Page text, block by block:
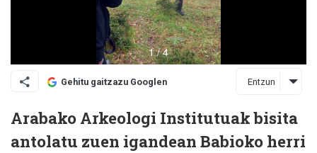
Gehitu gaitzazu Googlen Entzun
Arabako Arkeologi Institutuak bisita
antolatu zuen igandean Babioko herri